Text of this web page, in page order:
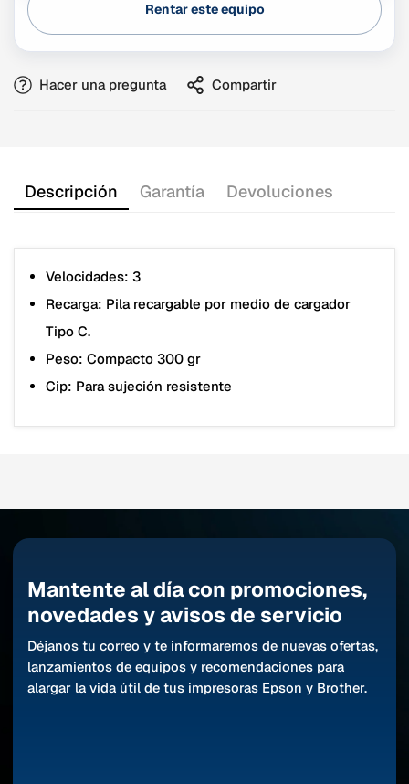
Rentar este equipo
Hacer una pregunta Compartir
Descripción Garantía Devoluciones
Velocidades: 3
Recarga: Pila recargable por medio de cargador
Tipo C.
Peso: Compacto 300 gr
Cip: Para sujeción resistente
Mantente al día con promociones,
novedades y avisos de servicio
Déjanos tu correo y te informaremos de nuevas ofertas,
lanzamientos de equipos y recomendaciones para
alargar la vida útil de tus impresoras Epson y Brother.
Are you 18 years old or older?
No, I'm not Yes, I am